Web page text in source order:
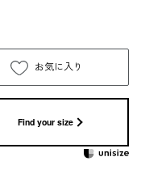
お気に入り
Find your size